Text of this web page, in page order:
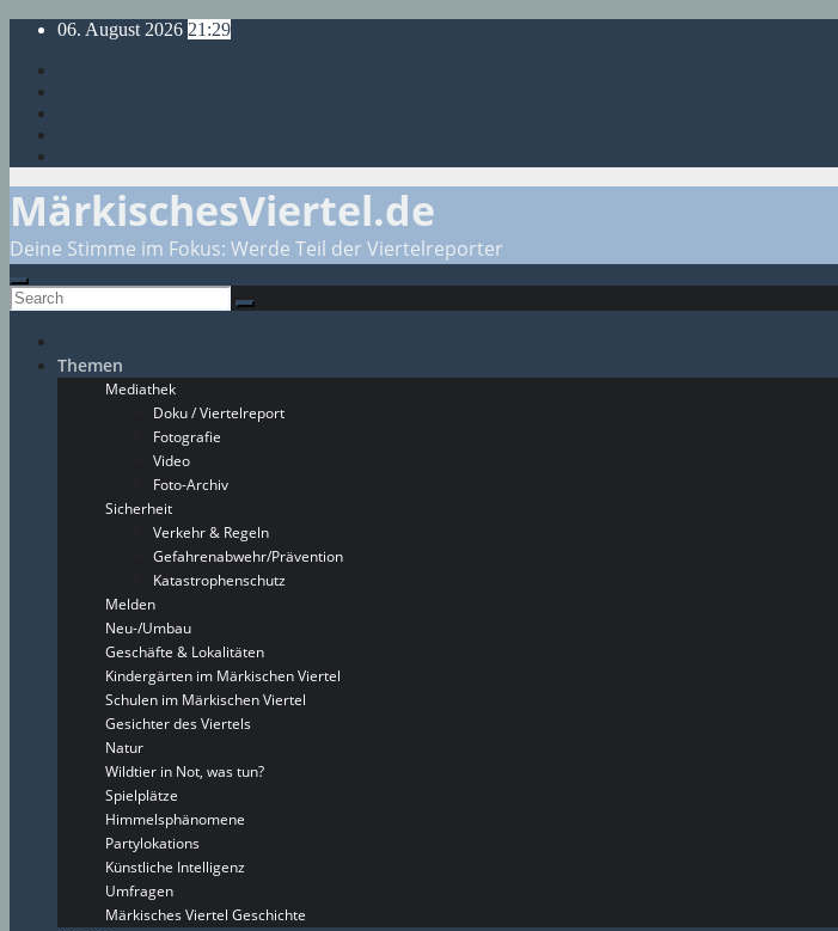
Skip
content
06. August 2026 21:29
MärkischesViertel.de
Deine Stimme im Fokus: Werde Teil der Viertelreporter
Themen
Mediathek
Doku / Viertelreport
Fotografie
Video
Foto-Archiv
Sicherheit
Verkehr & Regeln
Gefahrenabwehr/Prävention
Katastrophenschutz
Melden
Neu-/Umbau
Geschäfte & Lokalitäten
Kindergärten im Märkischen Viertel
Schulen im Märkischen Viertel
Gesichter des Viertels
Natur
Wildtier in Not, was tun?
Spielplätze
Himmelsphänomene
Partylokations
Künstliche Intelligenz
Umfragen
Märkisches Viertel Geschichte